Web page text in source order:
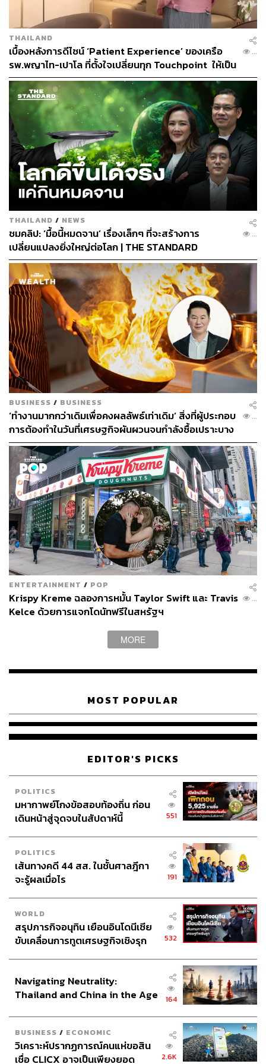
THAILAND
เบื้องหลังการดีไซน์ ‘Patient Experience’ ของเครือ
รพ.พญาไท-เปาโล ที่ตั้งใจเปลี่ยนทุก Touchpoint ให้เป็น
มิตรต่อผู้สวมใส่และเป็นมิตรต่อโลก [PR News]
...
THAILAND / NEWS
ชมคลิป: ‘มื้อนี้หมดจาน’ เรื่องเล็กๆ ที่จะสร้างการ
เปลี่ยนแปลงยิ่งใหญ่ต่อโลก | THE STANDARD
...
BUSINESS / BUSINESS
‘ทำงานมากกว่าเดิมเพื่อคงผลลัพธ์เท่าเดิม’ สิ่งที่ผู้ประกอบ
การต้องทำในวันที่เศรษฐกิจผันผวนจนกำลังซื้อเปราะบาง
...
ENTERTAINMENT / POP
Krispy Kreme ฉลองการหมั้น Taylor Swift และ Travis
Kelce ด้วยการแจกโดนัทฟรีในสหรัฐฯ
...
MORE
MOST POPULAR
TODAY WEEK MONTH
ไขรหัสตั้ง ผบ.ตร. ‘ความสามารถ
กากี กับ พล.ต.อ. เอก อังสนานนท์
THAILAND
รอง ผบ.ตร. บัญชาการเหตุยิง
โรงเรียนเทพศิรินทร์ นนทบุรี สั่ง
ค้นหา 2 รอบยืนยันไร้คนติดค้าง พบ
ศพปู่-ย่าที่บ้านพักผู้ก่อเหตุ
THAILAND
สื่อนอกจับตากราดยิง รร. ใน
นนทบุรี ชี้ไทยมีอัตราครอบครองปืน
สูงในระดับต้นของภูมิภาค
787
THAILAND
สรุปมหากาพย์กล้องส่องพระ
ZEISS Blue Marine จากสัญญา
ผลิต 8.3 ล้าน สู่ข้อพิพาท ‘มา
เวลล์ฯ’ ฟ้อง ‘โทน บางแค’ ผิดนัด
จ่ายหนี้-แอบระบุแบรนด์
702
THAILAND
นักเรียนโรงเรียนเทพศิรินทร์
นนทบุรี อพยพเข้ายังพื้นที่ปลอดภัย
ชั่วคราว หลังเหตุใช้อาวุธปืนภายใน
โรงเรียนคลี่คลาย
701